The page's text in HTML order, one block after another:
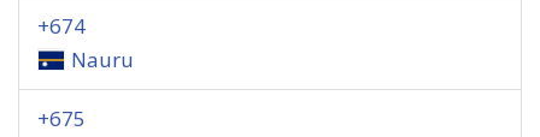
+674
Nauru
+675